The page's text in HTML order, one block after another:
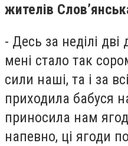
жителів
- Десь за неділі дві
мені стало так
сили наші, та і за
приходила бабуся
приносила нам
напевно, ці ягоди